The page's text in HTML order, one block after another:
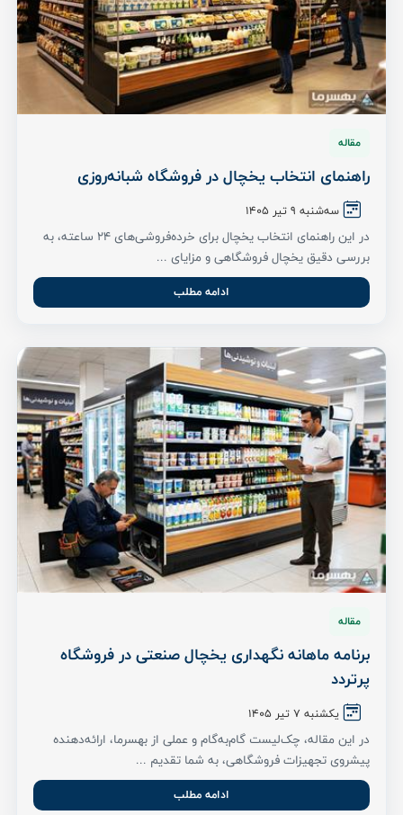
مقاله
راهنمای انتخاب یخچال در فروشگاه شبانه‌روزی
سه‌شنبه 9 تیر ۱۴۰۵
در این راهنمای انتخاب یخچال برای خرده‌فروشی‌های ۲۴ ساعته، به
بررسی دقیق یخچال فروشگاهی و مزایای ...
ادامه مطلب
مقاله
برنامه ماهانه نگهداری یخچال صنعتی در فروشگاه
پرتردد
یکشنبه 7 تیر ۱۴۰۵
در این مقاله، چک‌لیست گام‌به‌گام و عملی از بهسرما، ارائه‌دهنده
پیشروی تجهیزات فروشگاهی، به شما تقدیم ...
ادامه مطلب